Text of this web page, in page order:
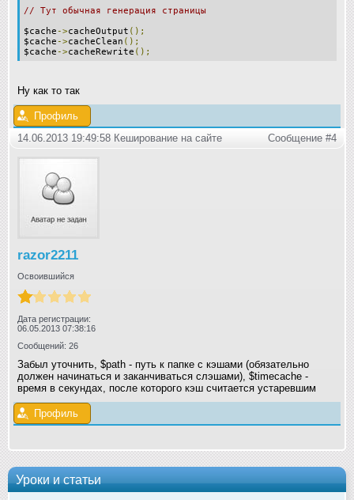
Уроки и статьи
// Тут обычная генерация страницы
$cache ->cacheOutput ();
$cache ->cacheClean ();
$cache ->cacheRewrite ();
Ну как то так
Профиль
14.06.2013 19:49:58 Кеширование на сайте
Сообщение #4
razor2211
Освоившийся
Дата регистрации:
06.05.2013 07:38:16
Сообщений: 26
Забыл уточнить, $path - путь к папке с кэшами (обязательно
должен начинаться и заканчиваться слэшами), $timecache -
время в секундах, после которого кэш считается устаревшим
Профиль